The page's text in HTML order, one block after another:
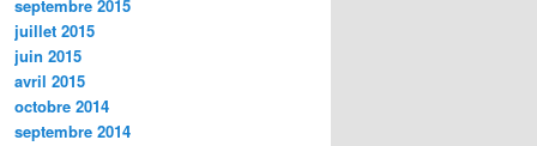
septembre 2015
juillet 2015
juin 2015
avril 2015
octobre 2014
septembre 2014